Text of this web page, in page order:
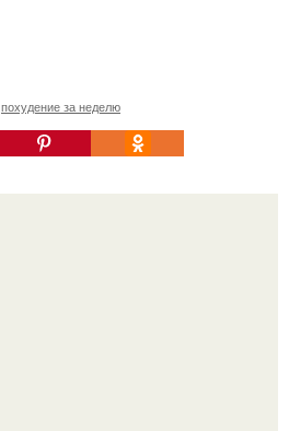
похудение за неделю